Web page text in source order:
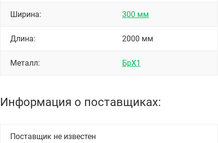
Ширина: 300 мм
Длина: 2000 мм
Металл: БрХ1
Информация о поставщиках:
Поставщик не известен